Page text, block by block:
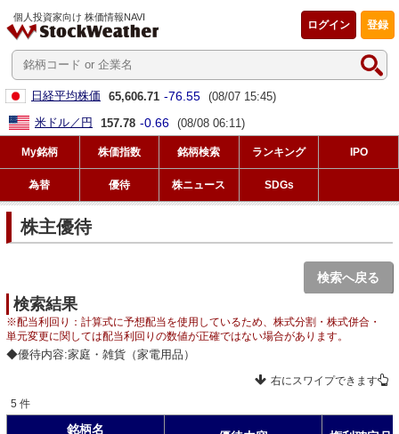
個人投資家向け 株価情報NAVI
登録
ログイン
日経平均株価 65,606.71 -76.55 (08/07 15:45)
米ドル／円
157.78 -0.66 (08/08 06:11)
My銘柄 株価指数 銘柄検索 ランキング IPO
為替 優待 株ニュース SDGs
株主優待
検索へ戻る
検索結果
※配当利回り：計算式に予想配当を使用しているため、株式分割・株式併合・
単元変更に関しては配当利回りの数値が正確ではない場合があります。
◆優待内容:家庭・雑貨（家電用品）
右にスワイプできます
5 件
銘柄名